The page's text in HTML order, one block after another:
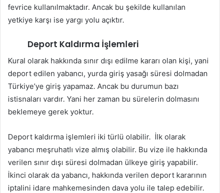
fevrice kullanılmaktadır. Ancak bu şekilde kullanılan
yetkiye karşı ise yargı yolu açıktır.
Deport Kaldırma İşlemleri
Kural olarak hakkında sınır dışı edilme kararı olan kişi, yani
deport edilen yabancı, yurda giriş yasağı süresi dolmadan
Türkiye’ye giriş yapamaz. Ancak bu durumun bazı
istisnaları vardır. Yani her zaman bu sürelerin dolmasını
beklemeye gerek yoktur.
Deport kaldırma işlemleri iki türlü olabilir. İlk olarak
yabancı meşruhatlı vize almış olabilir. Bu vize ile hakkında
verilen sınır dışı süresi dolmadan ülkeye giriş yapabilir.
İkinci olarak da yabancı, hakkında verilen deport kararının
iptalini idare mahkemesinden dava yolu ile talep edebilir.